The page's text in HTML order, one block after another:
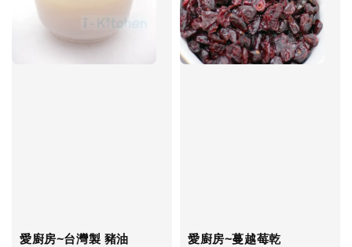
愛廚房~台灣製 豬油
愛廚房~蔓越莓乾